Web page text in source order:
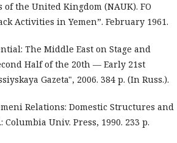
the United Kingdom (NAUK). FO
Activities in Yemen”. February 1961.
The Middle East on Stage and
Half of the 20th — Early 21st
Gazeta", 2006. 384 p. (In Russ.).
Relations: Domestic Structures and
Columbia Univ. Press, 1990. 233 p.